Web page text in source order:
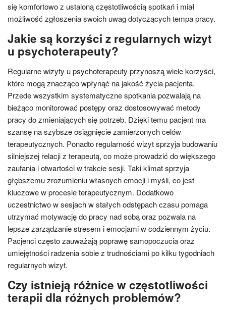
się komfortowo z ustaloną częstotliwością spotkań i miał
możliwość zgłoszenia swoich uwag dotyczących tempa pracy.
Jakie są korzyści z regularnych wizyt
u psychoterapeuty?
Regularne wizyty u psychoterapeuty przynoszą wiele korzyści,
które mogą znacząco wpłynąć na jakość życia pacjenta.
Przede wszystkim systematyczne spotkania pozwalają na
bieżąco monitorować postępy oraz dostosowywać metody
pracy do zmieniających się potrzeb. Dzięki temu pacjent ma
szansę na szybsze osiągnięcie zamierzonych celów
terapeutycznych. Ponadto regularność wizyt sprzyja budowaniu
silniejszej relacji z terapeutą, co może prowadzić do większego
zaufania i otwartości w trakcie sesji. Taki klimat sprzyja
głębszemu zrozumieniu własnych emocji i myśli, co jest
kluczowe w procesie terapeutycznym. Dodatkowo
uczestnictwo w sesjach w stałych odstępach czasu pomaga
utrzymać motywację do pracy nad sobą oraz pozwala na
lepsze zarządzanie stresem i emocjami w codziennym życiu.
Pacjenci często zauważają poprawę samopoczucia oraz
umiejętności radzenia sobie z trudnościami po kilku tygodniach
regularnych wizyt.
Czy istnieją różnice w częstotliwości
terapii dla różnych problemów?